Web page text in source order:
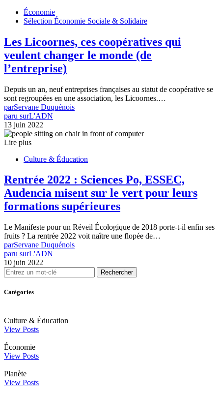
Économie
Sélection Économie Sociale & Solidaire
Les Licoornes, ces coopératives qui
veulent changer le monde (de
l’entreprise)
Depuis un an, neuf entreprises françaises au statut de coopérative se
sont regroupées en une association, les Licoornes.…
parServane Duquénois
paru surL'ADN
13 juin 2022
Lire plus
Culture & Éducation
Rentrée 2022 : Sciences Po, ESSEC,
Audencia misent sur le vert pour leurs
formations supérieures
Le Manifeste pour un Réveil Écologique de 2018 porte-t-il enfin ses
fruits ? La rentrée 2022 voit naître une flopée de…
parServane Duquénois
paru surL'ADN
10 juin 2022
Rechercher
Catégories
Culture & Éducation
View Posts
Économie
View Posts
Planète
View Posts